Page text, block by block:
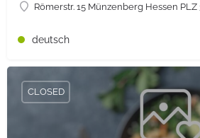
Römerstr. 15 Münzenberg Hessen
deutsch
CLOSED